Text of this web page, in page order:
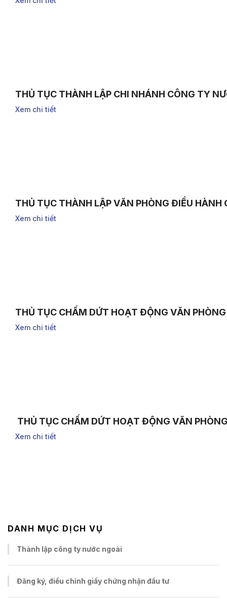
DANH MỤC DỊCH VỤ
Thành lập công ty nước ngoài
Đăng ký, điều chỉnh giấy chứng nhận đầu tư
THỦ TỤC THÀNH LẬP CHI NHÁNH CÔNG TY
Xem chi tiết
THỦ TỤC THÀNH LẬP VĂN PHÒNG ĐIỀU
Xem chi tiết
THỦ TỤC CHẤM DỨT HOẠT ĐỘNG VĂN
Xem chi tiết
THỦ TỤC CHẤM DỨT HOẠT ĐỘNG VĂN
Xem chi tiết